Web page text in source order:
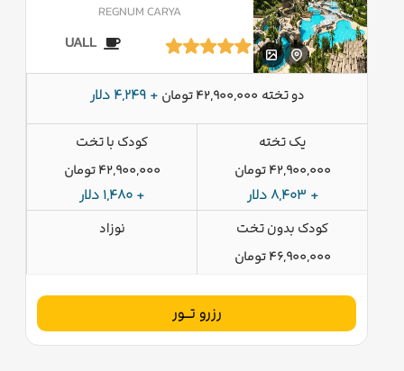
REGNUM CARYA
UALL
دو تخته 42,900,000 تومان + 4,249 دلار
یک تخته
42,900,000 تومان
+ 8,403 دلار
کودک با تخت
42,900,000 تومان
+ 1,480 دلار
کودک بدون تخت
46,900,000 تومان
نوزاد
رزرو تــور